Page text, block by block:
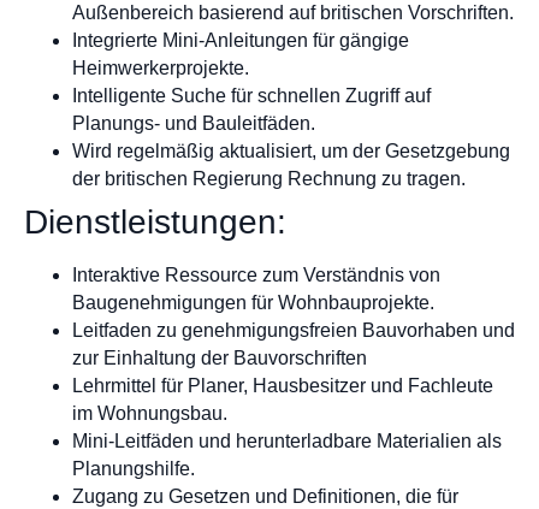
Außenbereich basierend auf britischen Vorschriften.
Integrierte Mini-Anleitungen für gängige
Heimwerkerprojekte.
Intelligente Suche für schnellen Zugriff auf
Planungs- und Bauleitfäden.
Wird regelmäßig aktualisiert, um der Gesetzgebung
der britischen Regierung Rechnung zu tragen.
Dienstleistungen:
Interaktive Ressource zum Verständnis von
Baugenehmigungen für Wohnbauprojekte.
Leitfaden zu genehmigungsfreien Bauvorhaben und
zur Einhaltung der Bauvorschriften
Lehrmittel für Planer, Hausbesitzer und Fachleute
im Wohnungsbau.
Mini-Leitfäden und herunterladbare Materialien als
Planungshilfe.
Zugang zu Gesetzen und Definitionen, die für